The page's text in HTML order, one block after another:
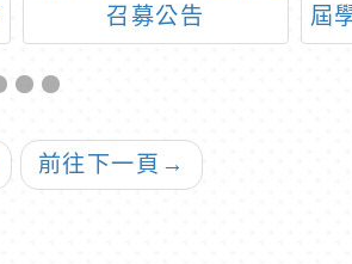
召募公告
屆
前往下一頁 →